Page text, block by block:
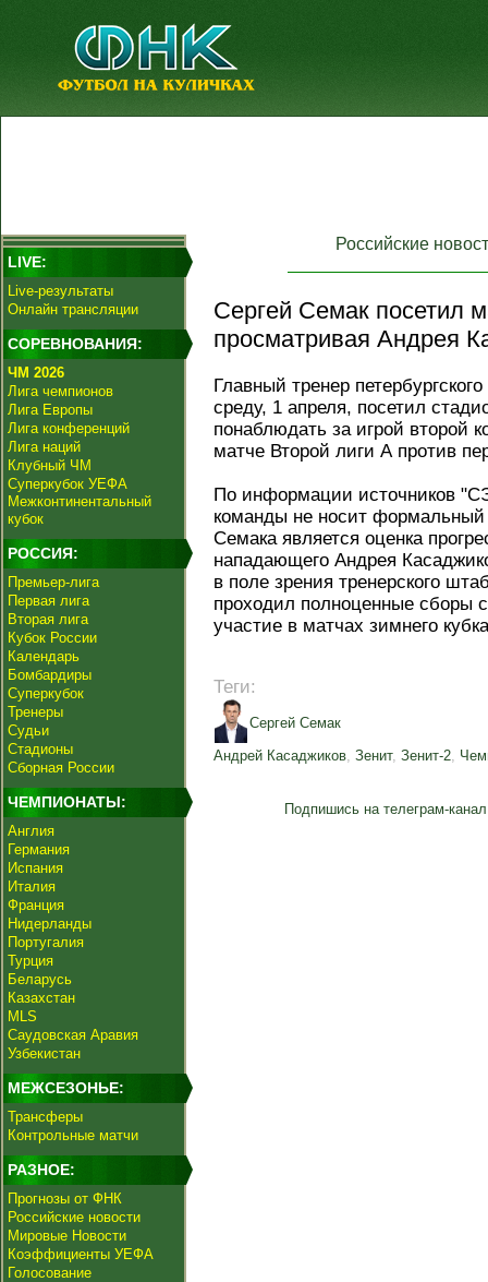
LIVE:
Live-результаты
Онлайн трансляции
СОРЕВНОВАНИЯ:
ЧМ 2026
Лига чемпионов
Лига Европы
Лига конференций
Лига наций
Клубный ЧМ
Суперкубок УЕФА
Межконтинентальный
кубок
РОССИЯ:
Премьер-лига
Первая лига
Вторая лига
Кубок России
Календарь
Бомбардиры
Суперкубок
Тренеры
Судьи
Стадионы
Сборная России
ЧЕМПИОНАТЫ:
Англия
Германия
Испания
Италия
Франция
Нидерланды
Португалия
Турция
Беларусь
Казахстан
MLS
Саудовская Аравия
Узбекистан
МЕЖСЕЗОНЬЕ:
Трансферы
Контрольные матчи
РАЗНОЕ:
Прогнозы от ФНК
Российские новости
Мировые Новости
Коэффициенты УЕФА
Голосование
Российские
Сергей Семак посетил
просматривая Андрея
Главный тренер петербургского
среду, 1 апреля, посетил
понаблюдать за игрой второй
матче Второй лиги А против
По информации источников
команды не носит формальный
Семака является оценка
нападающего Андрея
в поле зрения тренерского
проходил полноценные сборы
участие в матчах зимнего
Теги:
Сергей Семак
Андрей Касаджиков, Зенит, Зенит-2,
Подпишись на телеграм-